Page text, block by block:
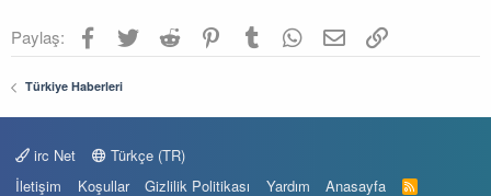
Paylaş: Facebook
TwitterReddit PinterestTumblr WhatsApp
E-postaLink
Türkiye Haberleri
irc Net
Türkçe (TR)
İletişim
Koşullar Gizlilik Politikası Yardım Anasayfa
R